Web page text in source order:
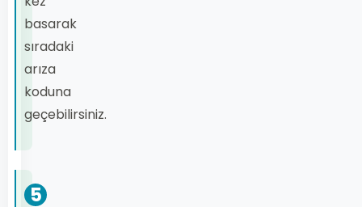
basarak
sıradaki
arıza
koduna
geçebilirsiniz.
5